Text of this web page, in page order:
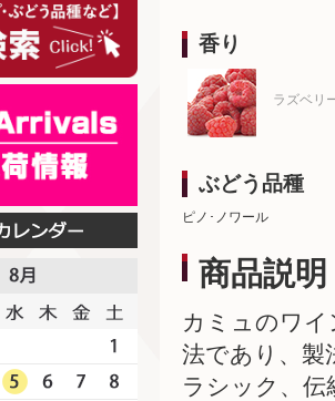
香り
ラズベリ
ぶどう品種
ピノ･ノワール
商品説明
カミュのワ
法であり、製
ラシック、